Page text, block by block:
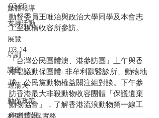
媒體報導
支持活動
展覽
培訓
講座
遊蕩犬
動保政策
村里理論與實務
03.20
動督委員王唯治與政治大學同學及本會志
工至板橋收容所參訪。
03.14
「台灣公民團體澳、港參訪團」上午與香
港倡議動保團體: 非牟利獸醫診所、動物地
球、公民黨動物權益關注組對談。下午參
訪香港最大非殺動物收容團體「保護遺棄
動物協會」，了解香港流浪動物第一線工
作者情況。